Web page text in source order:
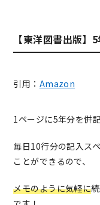
【東洋図書出版】
引用： Amazon
1ページに5年分を併
毎日10行分の記入スペ
ことができるので、
メモのように気軽に